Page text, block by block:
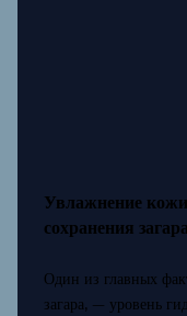
Увлажнение
сохранения загара
Один из главных
загара, — уровень